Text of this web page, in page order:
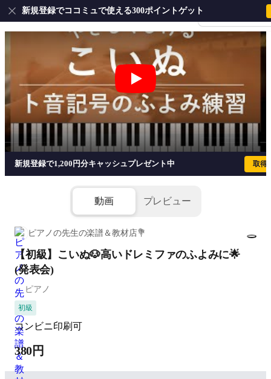
会員登録・ログイ
新規登録でココミュで使える300ポイントゲット
【初級】こいぬ🐶高いドレミファの
新規登録で1,200円分キャッシュプレゼント中 取得
動画 プレビュー
ピアノの先生の楽譜＆教材店💐
【初級】こいぬ🐶高いドレミファのふよみに🌟
(発表会)
ピアノ
初級
コンビニ印刷可
380円